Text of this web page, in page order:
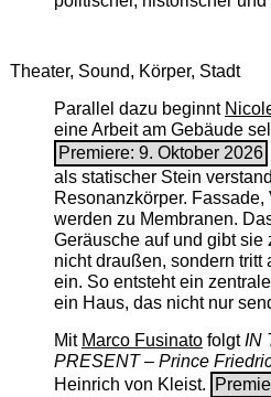
Theater, Sound, Körper, Stadt
Parallel dazu beginnt
eine Arbeit am Gebäude
Premiere: 9. Oktober 2026
als statischer Stein
Resonanzkörper.
werden zu Membranen.
Geräusche auf und gibt sie
nicht draußen, sondern tritt
ein. So entsteht ein
ein Haus, das nicht nur
Mit Marco FusinatofolgtIN
PRESENT – Prince
Heinrich von Kleist.